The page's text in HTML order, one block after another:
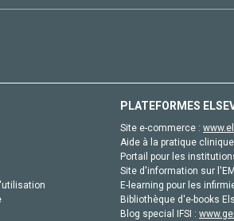
PLATEFORMES
Site e-commerce :
Aide à la pratique
Portail pour les
Site d'information sur
E-learning pour les
Bibliothèque d'e-books
Blog special IFSI :